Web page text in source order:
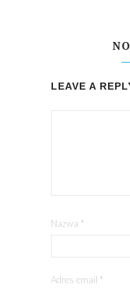
LEAVE A
Nazwa *
Adres email *